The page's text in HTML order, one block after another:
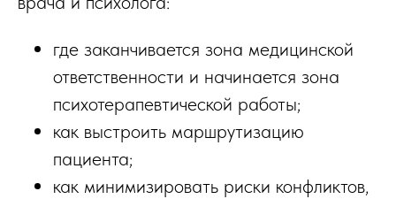
где заканчивается зона медицинской
ответственности и начинается зона
психотерапевтической работы;
как выстроить маршрутизацию
пациента;
как минимизировать риски конфликтов,